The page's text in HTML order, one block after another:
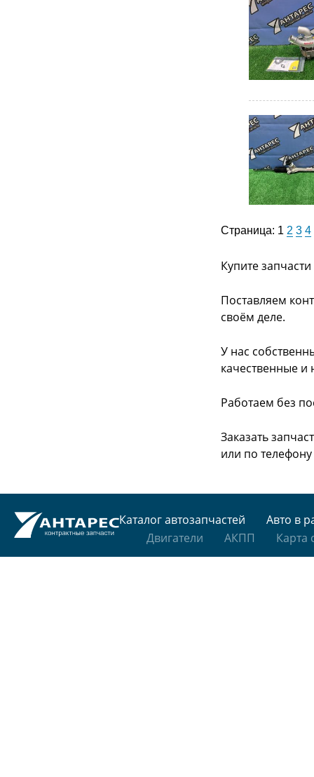
Страница: 1 2 3 4
Купите
Поставляем
своём деле.
У нас
качественные и
Работаем без
Заказать
или по
Каталог автозапчастей
Авто в
Двигатели
АКПП Карта